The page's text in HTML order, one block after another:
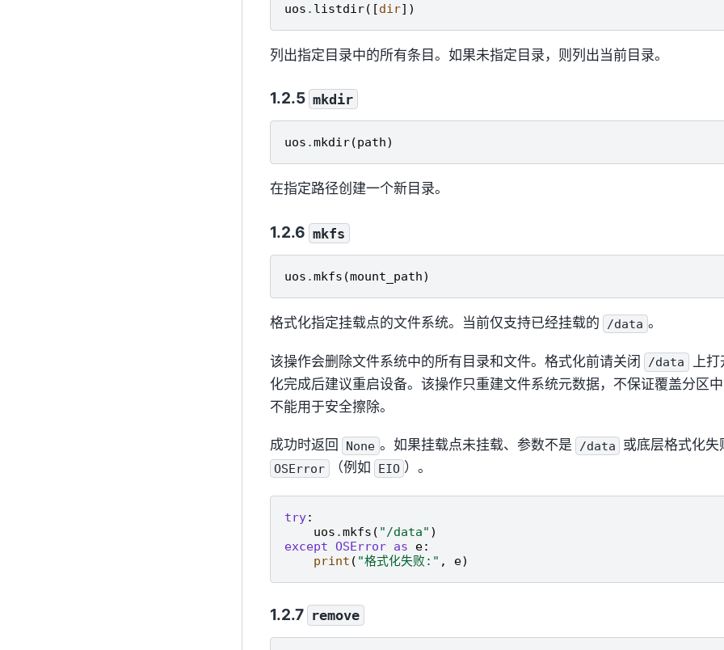
uos . listdir([dir])
列出指定目录中的所有条目。如果未指定目录，则列出当前目录。
mkdir
uos .mkdir(path)
在指定路径创建一个新目录。
mkfs
uos .mkfs (mount_path)
格式化指定挂载点的文件系统。当前仅支持已经挂载的 /data 。
该操作会删除文件系统中的所有目录和文件。格式化前请关闭 /data
上打
化完成后建议重启设备。该操作只重建文件系统元数据，不保证覆盖分区中
不能用于安全擦除。
成功时返回 None 。如果挂载点未挂载、参数不是 /data 或底层格式化失
OSError （例如 EIO ）。
try:
uos .mkfs ( "/data" )
except OSError as e:
print ( "格式化失败:" , e)
remove